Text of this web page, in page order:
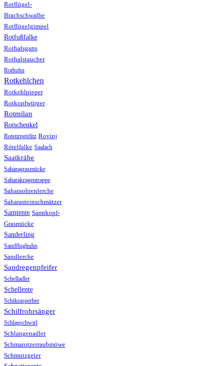
Rotflügel-
Brachschwalbe
Rotflügelgimpel
Rotfußfalke
Rothalsgans
Rothalstaucher
Rothuhn
Rotkehlchen
Rotkehlpieper
Rotkopfwürger
Rotmilan
Rotschenkel
Rotstirngirlitz Rovinj
Rötelfalke Saalach
Saatkrähe
Saharagrasmücke
Saharakragentrappe
Saharaohrenlerche
Saharasteinschmätzer
Samtente Samtkopf-
Grasmücke
Sanderling
Sandflughuhn
Sandlerche
Sandregenpfeifer
Schelladler
Schellente
Schikrasperber
Schilfrohrsänger
Schlagschwirl
Schlangenadler
Schmarotzerraubmöwe
Schmutzgeier